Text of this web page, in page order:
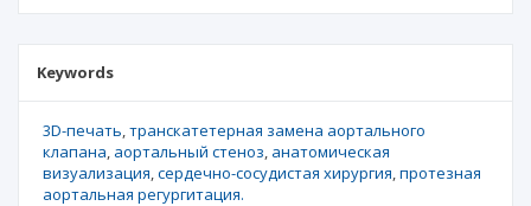
Keywords
3D-печать транскатетерная замена аортального
клапана аортальный стеноз анатомическая
визуализация сердечно-сосудистая хирургия протезная
аортальная регургитация.